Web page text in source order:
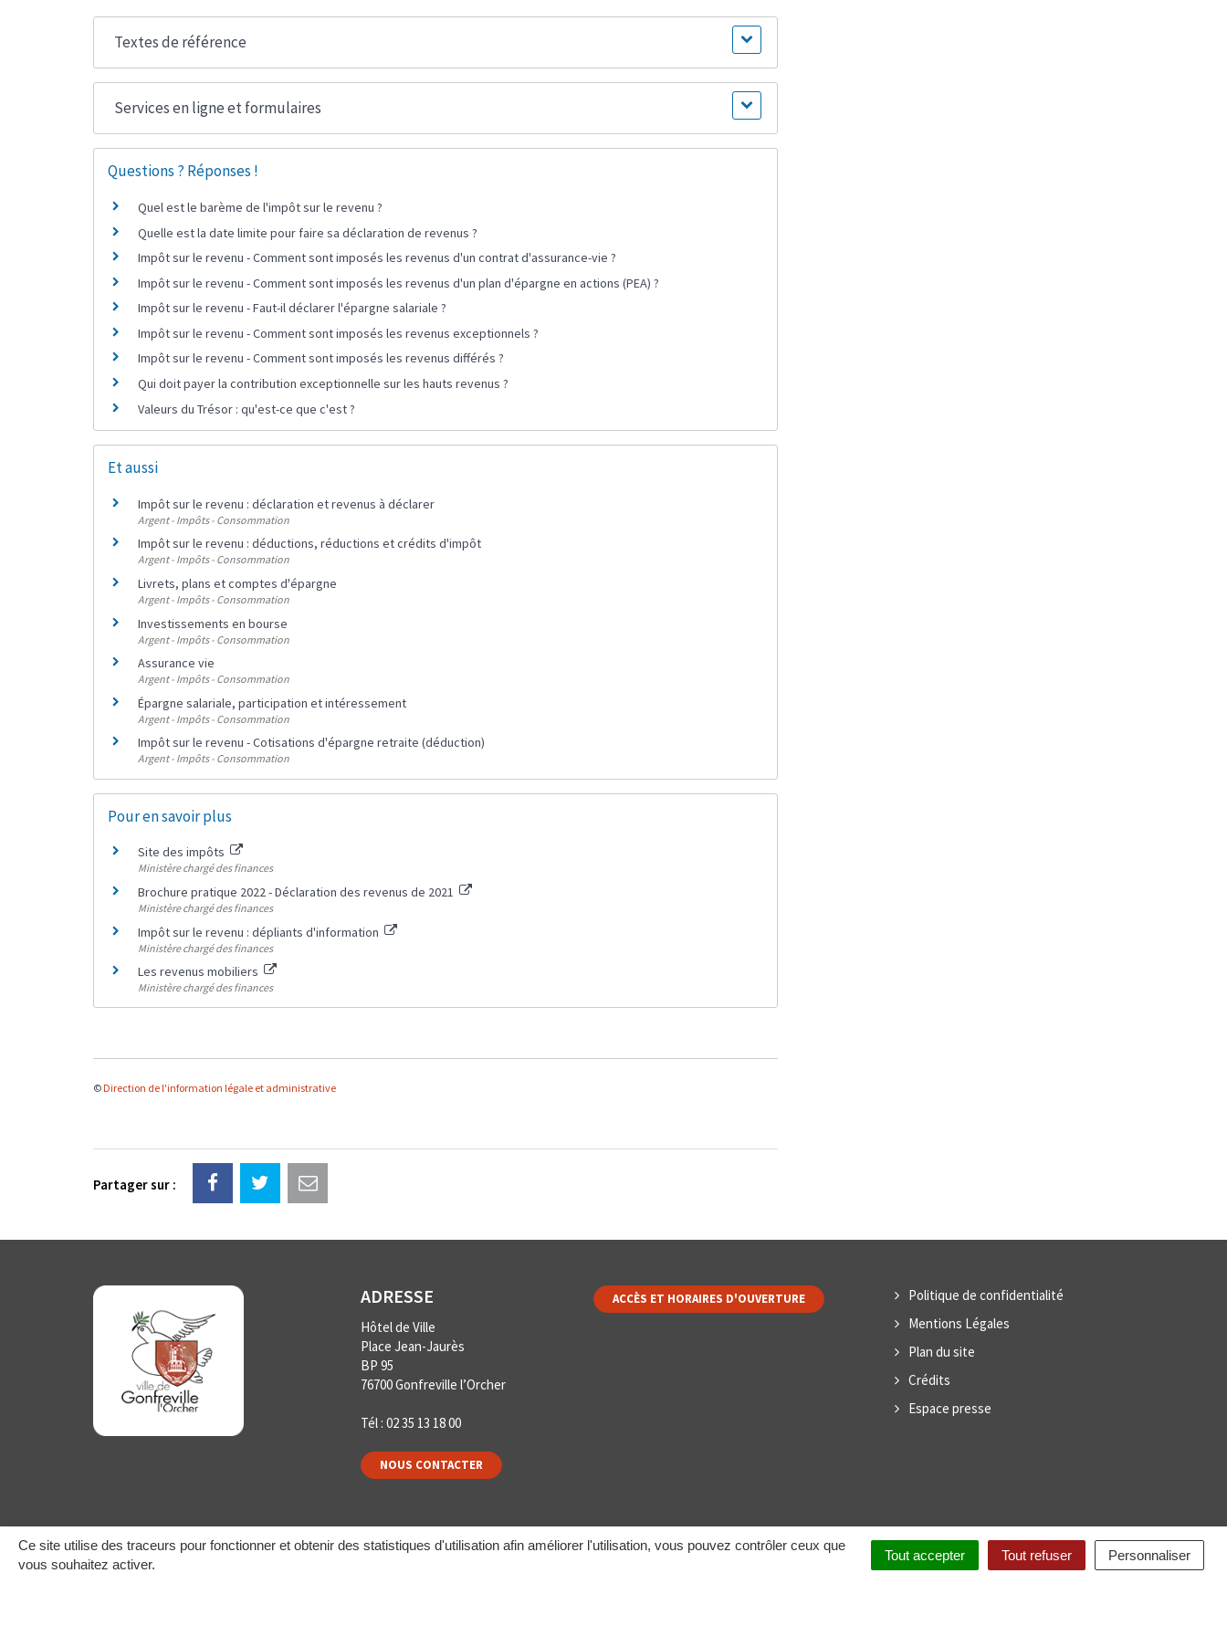
Ce site utilise des traceurs pour fonctionner et obtenir des statistiques d'utilisation afin améliorer l'utilisation, vous pouvez contrôler ceux que
vous souhaitez activer.
Tout accepter Tout refuser Personnaliser
Textes de référence
Services en ligne et formulaires
Questions ? Réponses !
Quel est le barème de l'impôt sur le revenu ?
Quelle est la date limite pour faire sa déclaration de revenus ?
Impôt sur le revenu - Comment sont imposés les revenus d'un contrat d'assurance-vie ?
Impôt sur le revenu - Comment sont imposés les revenus d'un plan d'épargne en actions (PEA) ?
Impôt sur le revenu - Faut-il déclarer l'épargne salariale ?
Impôt sur le revenu - Comment sont imposés les revenus exceptionnels ?
Impôt sur le revenu - Comment sont imposés les revenus différés ?
Qui doit payer la contribution exceptionnelle sur les hauts revenus ?
Valeurs du Trésor : qu'est-ce que c'est ?
Et aussi
Impôt sur le revenu : déclaration et revenus à déclarer
Argent - Impôts - Consommation
Impôt sur le revenu : déductions, réductions et crédits d'impôt
Argent - Impôts - Consommation
Livrets, plans et comptes d'épargne
Argent - Impôts - Consommation
Investissements en bourse
Argent - Impôts - Consommation
Assurance vie
Argent - Impôts - Consommation
Épargne salariale, participation et intéressement
Argent - Impôts - Consommation
Impôt sur le revenu - Cotisations d'épargne retraite (déduction)
Argent - Impôts - Consommation
Pour en savoir plus
Site des impôts
Ministère chargé des finances
Brochure pratique 2022 - Déclaration des revenus de 2021
Ministère chargé des finances
Impôt sur le revenu : dépliants d'information
Ministère chargé des finances
Les revenus mobiliers
Ministère chargé des finances
© Direction de l'information légale et administrative
Partager sur :
ADRESSE
Hôtel de Ville
Place Jean-Jaurès
BP 95
76700 Gonfreville l’Orcher
Tél : 02 35 13 18 00
NOUS CONTACTER
ACCÈS ET HORAIRES D'OUVERTURE
Politique de confidentialité
Mentions Légales
Plan du site
Crédits
Espace presse